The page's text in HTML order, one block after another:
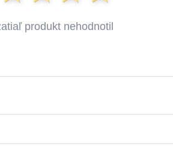
produkt nehodnotil